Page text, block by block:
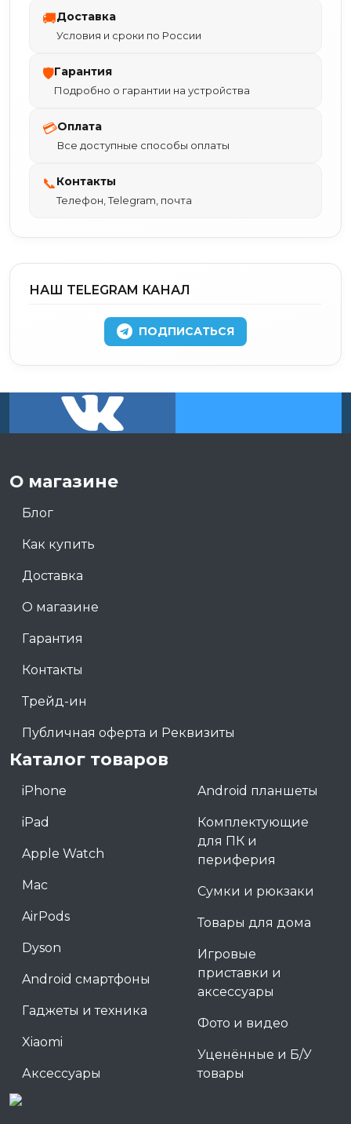
🚚Доставка
Условия и сроки по России
🛡Гарантия
Подробно о гарантии на устройства
💳Оплата
Все доступные способы оплаты
📞Контакты
Телефон, Telegram, почта
НАШ TELEGRAM КАНАЛ
ПОДПИСАТЬСЯ
О магазине
Блог
Как купить
Доставка
О магазине
Гарантия
Контакты
Трейд-ин
Публичная оферта и Реквизиты
Каталог товаров
iPhone
iPad
Apple Watch
Mac
AirPods
Dyson
Android смартфоны
Гаджеты и техника
Xiaomi
Аксессуары
Android планшеты
Комплектующие
для ПК и
периферия
Сумки и рюкзаки
Товары для дома
Игровые
приставки и
аксессуары
Фото и видео
Уценённые и Б/У
товары